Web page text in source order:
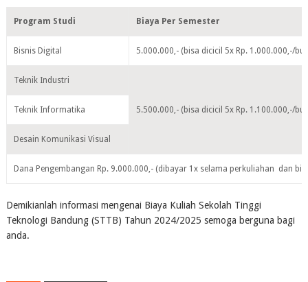
Program Studi Biaya Per Semester
Bisnis Digital 5.000.000,- (bisa dicicil 5x Rp. 1.000.000,-/
Teknik Industri
5.500.000,- (bisa dicicil 5x Rp. 1.100.000,-/
Teknik Informatika
Desain Komunikasi Visual
Dana Pengembangan Rp. 9.000.000,- (dibayar 1x selama perkuliahan dan
Demikianlah informasi mengenai Biaya Kuliah Sekolah Tinggi
Teknologi Bandung (STTB) Tahun 2024/2025 semoga berguna bagi
anda.